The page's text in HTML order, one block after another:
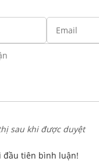
sau khi được duyệt
đầu tiên bình luận!